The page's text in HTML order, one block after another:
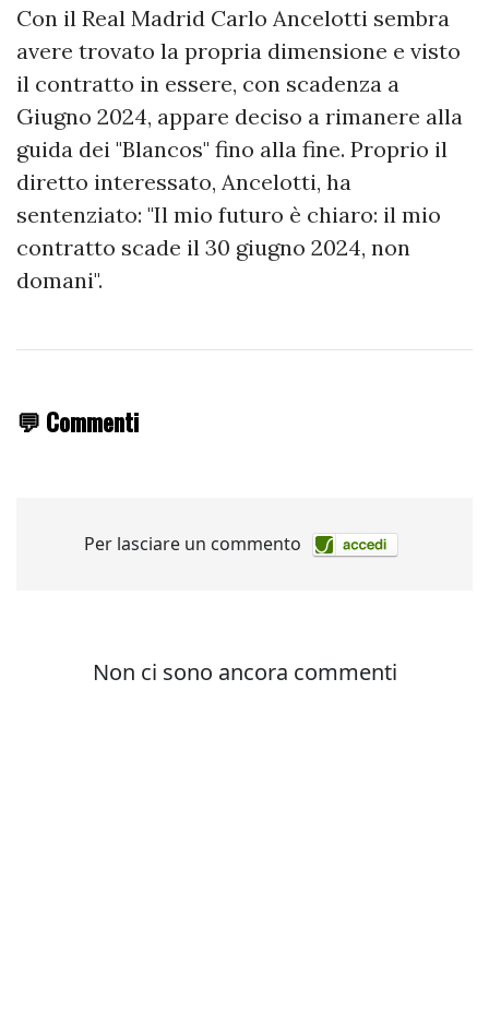
Con il Real Madrid Carlo Ancelotti sembra
avere trovato la propria dimensione e visto
il contratto in essere, con scadenza a
Giugno 2024, appare deciso a rimanere alla
guida dei "Blancos" fino alla fine. Proprio il
diretto interessato, Ancelotti, ha
sentenziato: "Il mio futuro è chiaro: il mio
contratto scade il 30 giugno 2024, non
domani".
💬 Commenti